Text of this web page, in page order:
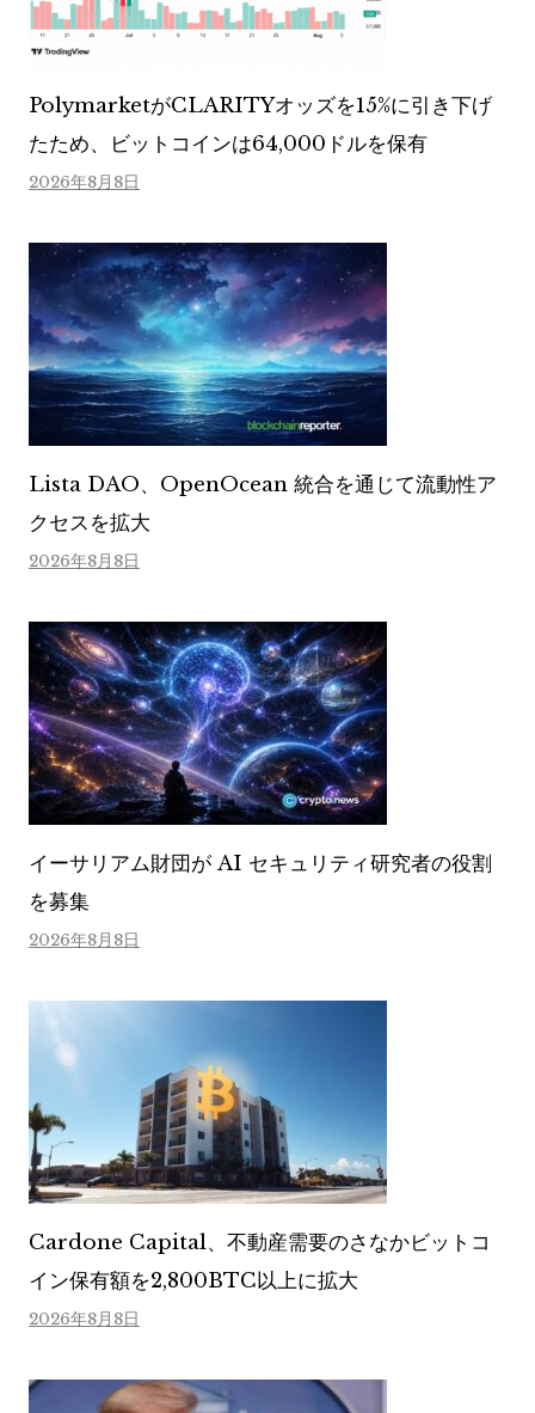
PolymarketがCLARITYオッズを15%に引き下げ
たため、ビットコインは64,000ドルを保有
2026年8月8日
Lista DAO、OpenOcean 統合を通じて流動性ア
クセスを拡大
2026年8月8日
イーサリアム財団が AI セキュリティ研究者の役割
を募集
2026年8月8日
Cardone Capital、不動産需要のさなかビットコ
イン保有額を2,800BTC以上に拡大
2026年8月8日